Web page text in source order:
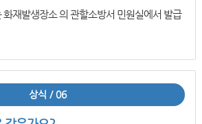
화재발생장소 의 관할소방서 민원실에서 발급
상식 / 06